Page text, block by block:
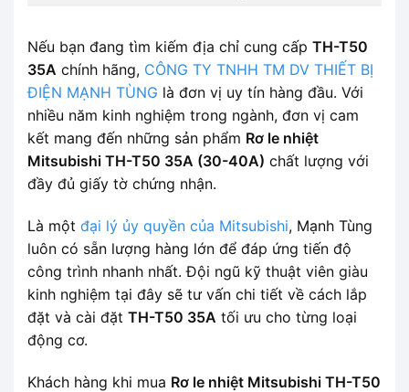
Nếu bạn đang tìm kiếm địa chỉ cung cấp TH-T50
35A chính hãng, CÔNG TY TNHH TM DV THIẾT BỊ
ĐIỆN MẠNH TÙNG là đơn vị uy tín hàng đầu. Với
nhiều năm kinh nghiệm trong ngành, đơn vị cam
kết mang đến những sản phẩm Rơ le nhiệt
Mitsubishi TH-T50 35A (30-40A) chất lượng với
đầy đủ giấy tờ chứng nhận.
Là một đại lý ủy quyền của Mitsubishi, Mạnh Tùng
luôn có sẵn lượng hàng lớn để đáp ứng tiến độ
công trình nhanh nhất. Đội ngũ kỹ thuật viên giàu
kinh nghiệm tại đây sẽ tư vấn chi tiết về cách lắp
đặt và cài đặt TH-T50 35A tối ưu cho từng loại
động cơ.
Khách hàng khi mua Rơ le nhiệt Mitsubishi TH-T50